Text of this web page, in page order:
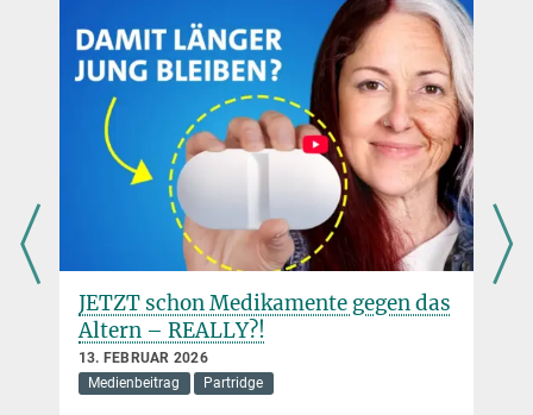
JETZT schon Medikamente gegen das
Altern – REALLY?!
13. FEBRUAR 2026
Medienbeitrag
Partridge